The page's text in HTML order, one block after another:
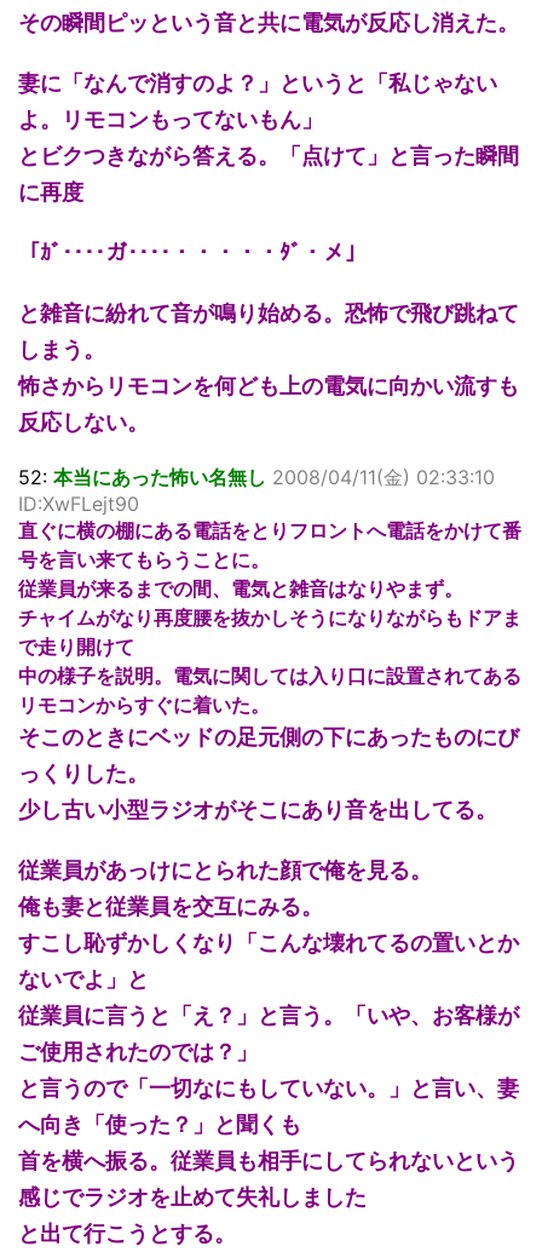
その瞬間ピッという音と共に電気が反応し消えた。
妻に「なんで消すのよ？」というと「私じゃない
よ。リモコンもってないもん」
とビクつきながら答える。「点けて」と言った瞬間
に再度
「ｶﾞ････ガ････・・・・・ﾀﾞ・メ」
と雑音に紛れて音が鳴り始める。恐怖で飛び跳ねて
しまう。
怖さからリモコンを何ども上の電気に向かい流すも
反応しない。
52: 本当にあった怖い名無し 2008/04/11(金) 02:33:10
ID:XwFLejt90
直ぐに横の棚にある電話をとりフロントへ電話をかけて番
号を言い来てもらうことに。
従業員が来るまでの間、電気と雑音はなりやまず。
チャイムがなり再度腰を抜かしそうになりながらもドアま
で走り開けて
中の様子を説明。電気に関しては入り口に設置されてある
リモコンからすぐに着いた。
そこのときにベッドの足元側の下にあったものにび
っくりした。
少し古い小型ラジオがそこにあり音を出してる。
従業員があっけにとられた顔で俺を見る。
俺も妻と従業員を交互にみる。
すこし恥ずかしくなり「こんな壊れてるの置いとか
ないでよ」と
従業員に言うと「え？」と言う。「いや、お客様が
ご使用されたのでは？」
と言うので「一切なにもしていない。」と言い、妻
へ向き「使った？」と聞くも
首を横へ振る。従業員も相手にしてられないという
感じでラジオを止めて失礼しました
と出て行こうとする。